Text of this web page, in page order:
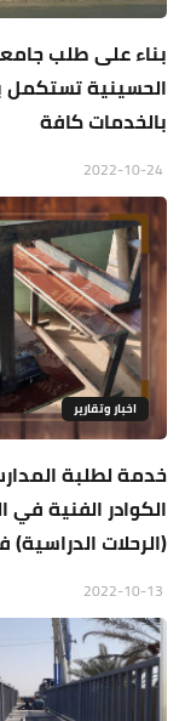
بناء على طلب
الحسينية تستكمل
بالخدمات كافة
اخبار وتقارير
خدمة لطلبة
الكوادر الفنية
(الرحلات